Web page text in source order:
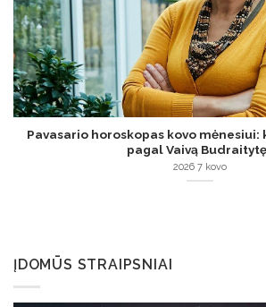
Pavasario horoskopas kovo mėnesiui:
pagal Vaivą
2026 7 kovo
ĮDOMŪS STRAIPSNIAI